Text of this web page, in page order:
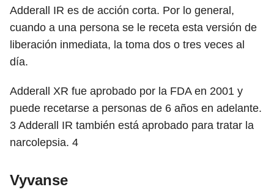
Adderall IR es de acción corta. Por lo general,
cuando a una persona se le receta esta versión de
liberación inmediata, la toma dos o tres veces al
día.
Adderall XR fue aprobado por la FDA en 2001 y
puede recetarse a personas de 6 años en adelante.
3 Adderall IR también está aprobado para tratar la
narcolepsia. 4
Vyvanse